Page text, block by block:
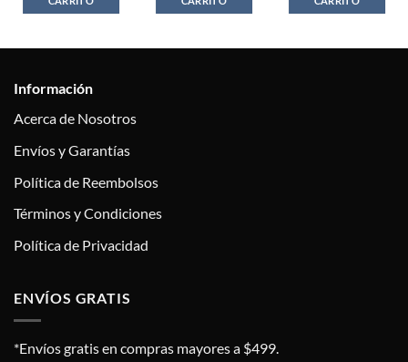
Información
Acerca de Nosotros
Envíos y Garantías
Política de Reembolsos
Términos y Condiciones
Política de Privacidad
ENVÍOS GRATIS
*Envíos gratis en compras mayores a $499.